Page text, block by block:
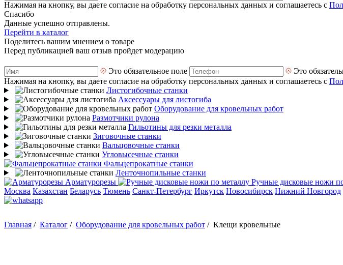
Нажимая на кнопку, вы даете согласие на обработку персональных данных и соглашаетесь с
Спасибо
Данные успешно отправлены.
Перейти в каталог
Поделитесь вашим мнением о товаре
Перед публикацией ваш отзыв пройдет модерацию
Это обязательное поле Это
Нажимая на кнопку, вы даете согласие на обработку персональных данных и соглашаетесь с
Листогибочные станки
Аксессуары для листогиба
Оборудование для кровельных работ
Размотчики рулона
Гильотины для резки металла
Зиговочные станки
Вальцовочные станки
Угловысечные станки
Фальцепрокатные станки
Ленточнопильные станки
Арматурорезы
Ручные дисковые ножи
Москва Казахстан Беларусь Тюмень Санкт-Петербург Иркутск Новосибирск Нижний Новгород
Главная / Каталог / Оборудование для кровельных работ / Клещи кровельные